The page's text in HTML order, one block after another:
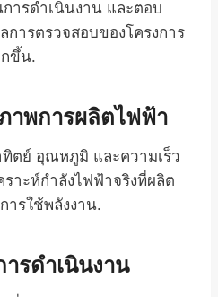
การดำเนินงาน และตอบ
ารตรวจสอบของโครงการ
กขึ้น.
าพการผลิตไฟฟ้า
ทิตย์ อุณหภูมิ และความเร็ว
าะห์กำลังไฟฟ้าจริงที่ผลิต
ารใช้พลังงาน.
รดำเนินงาน